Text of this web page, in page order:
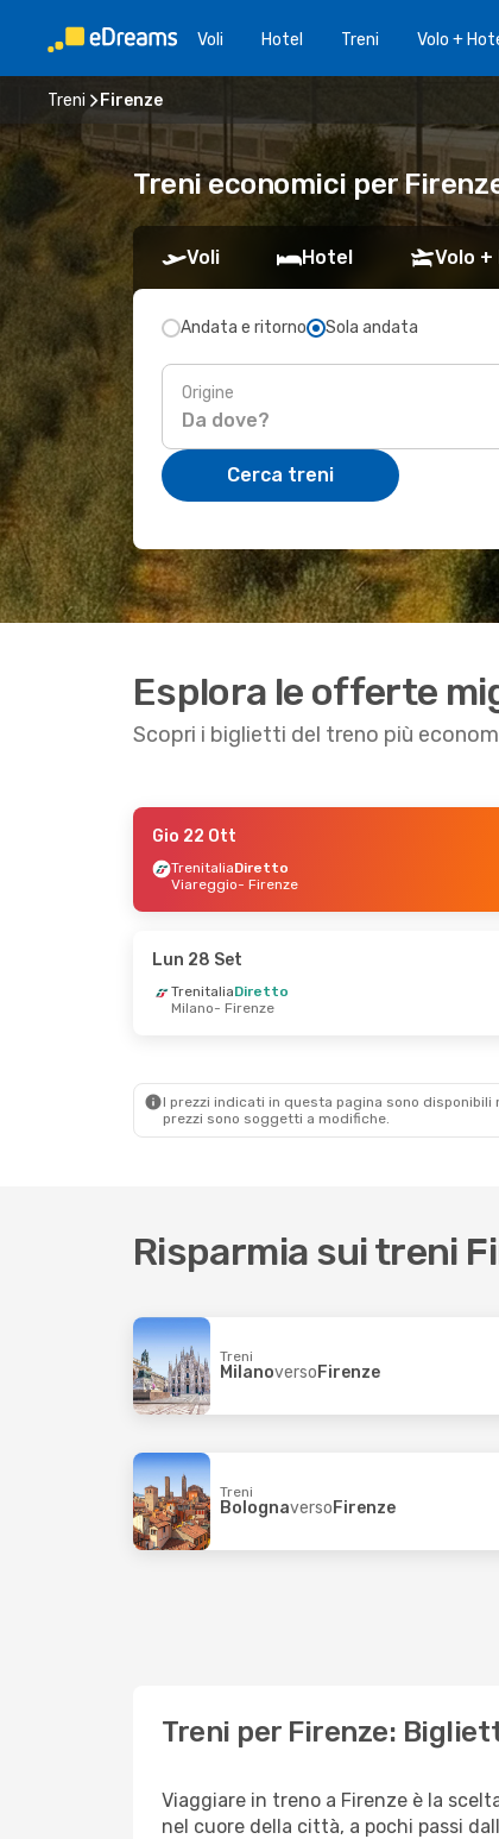
Voli Hotel Treni Volo +
Treni Firenze
Treni economici per
Voli Hotel Volo
Andata e ritorno Sola andata
Origine
Cerca treni
Esplora le offerte
Scopri i biglietti del treno più
- Sab 3 Ott
- Firenze
- Gio 5 Nov
- Milano
Firenze
-
Gio 22 Ott
TrenitaliaDiretto
Viareggio- Firenze
Lun 28 Set
TrenitaliaDiretto
Milano- Firenze
I prezzi indicati in questa pagina sono
prezzi sono soggetti a modifiche.
Risparmia sui treni
Treni
MilanoversoFirenze
Treni
BolognaversoFirenze
Treni per Firenze:
Viaggiare in treno a Firenze è la
nel cuore della città, a pochi passi